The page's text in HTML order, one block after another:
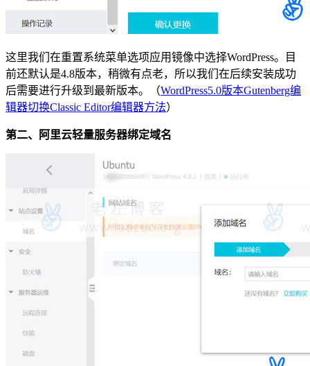
这里我们在重置系统菜单选项应用镜像中选择WordPress。目
前还默认是4.8版本，稍微有点老，所以我们在后续安装成功
后需要进行升级到最新版本。（WordPress5.0版本Gutenberg编
辑器切换Classic Editor编辑器方法）
第二、阿里云轻量服务器绑定域名